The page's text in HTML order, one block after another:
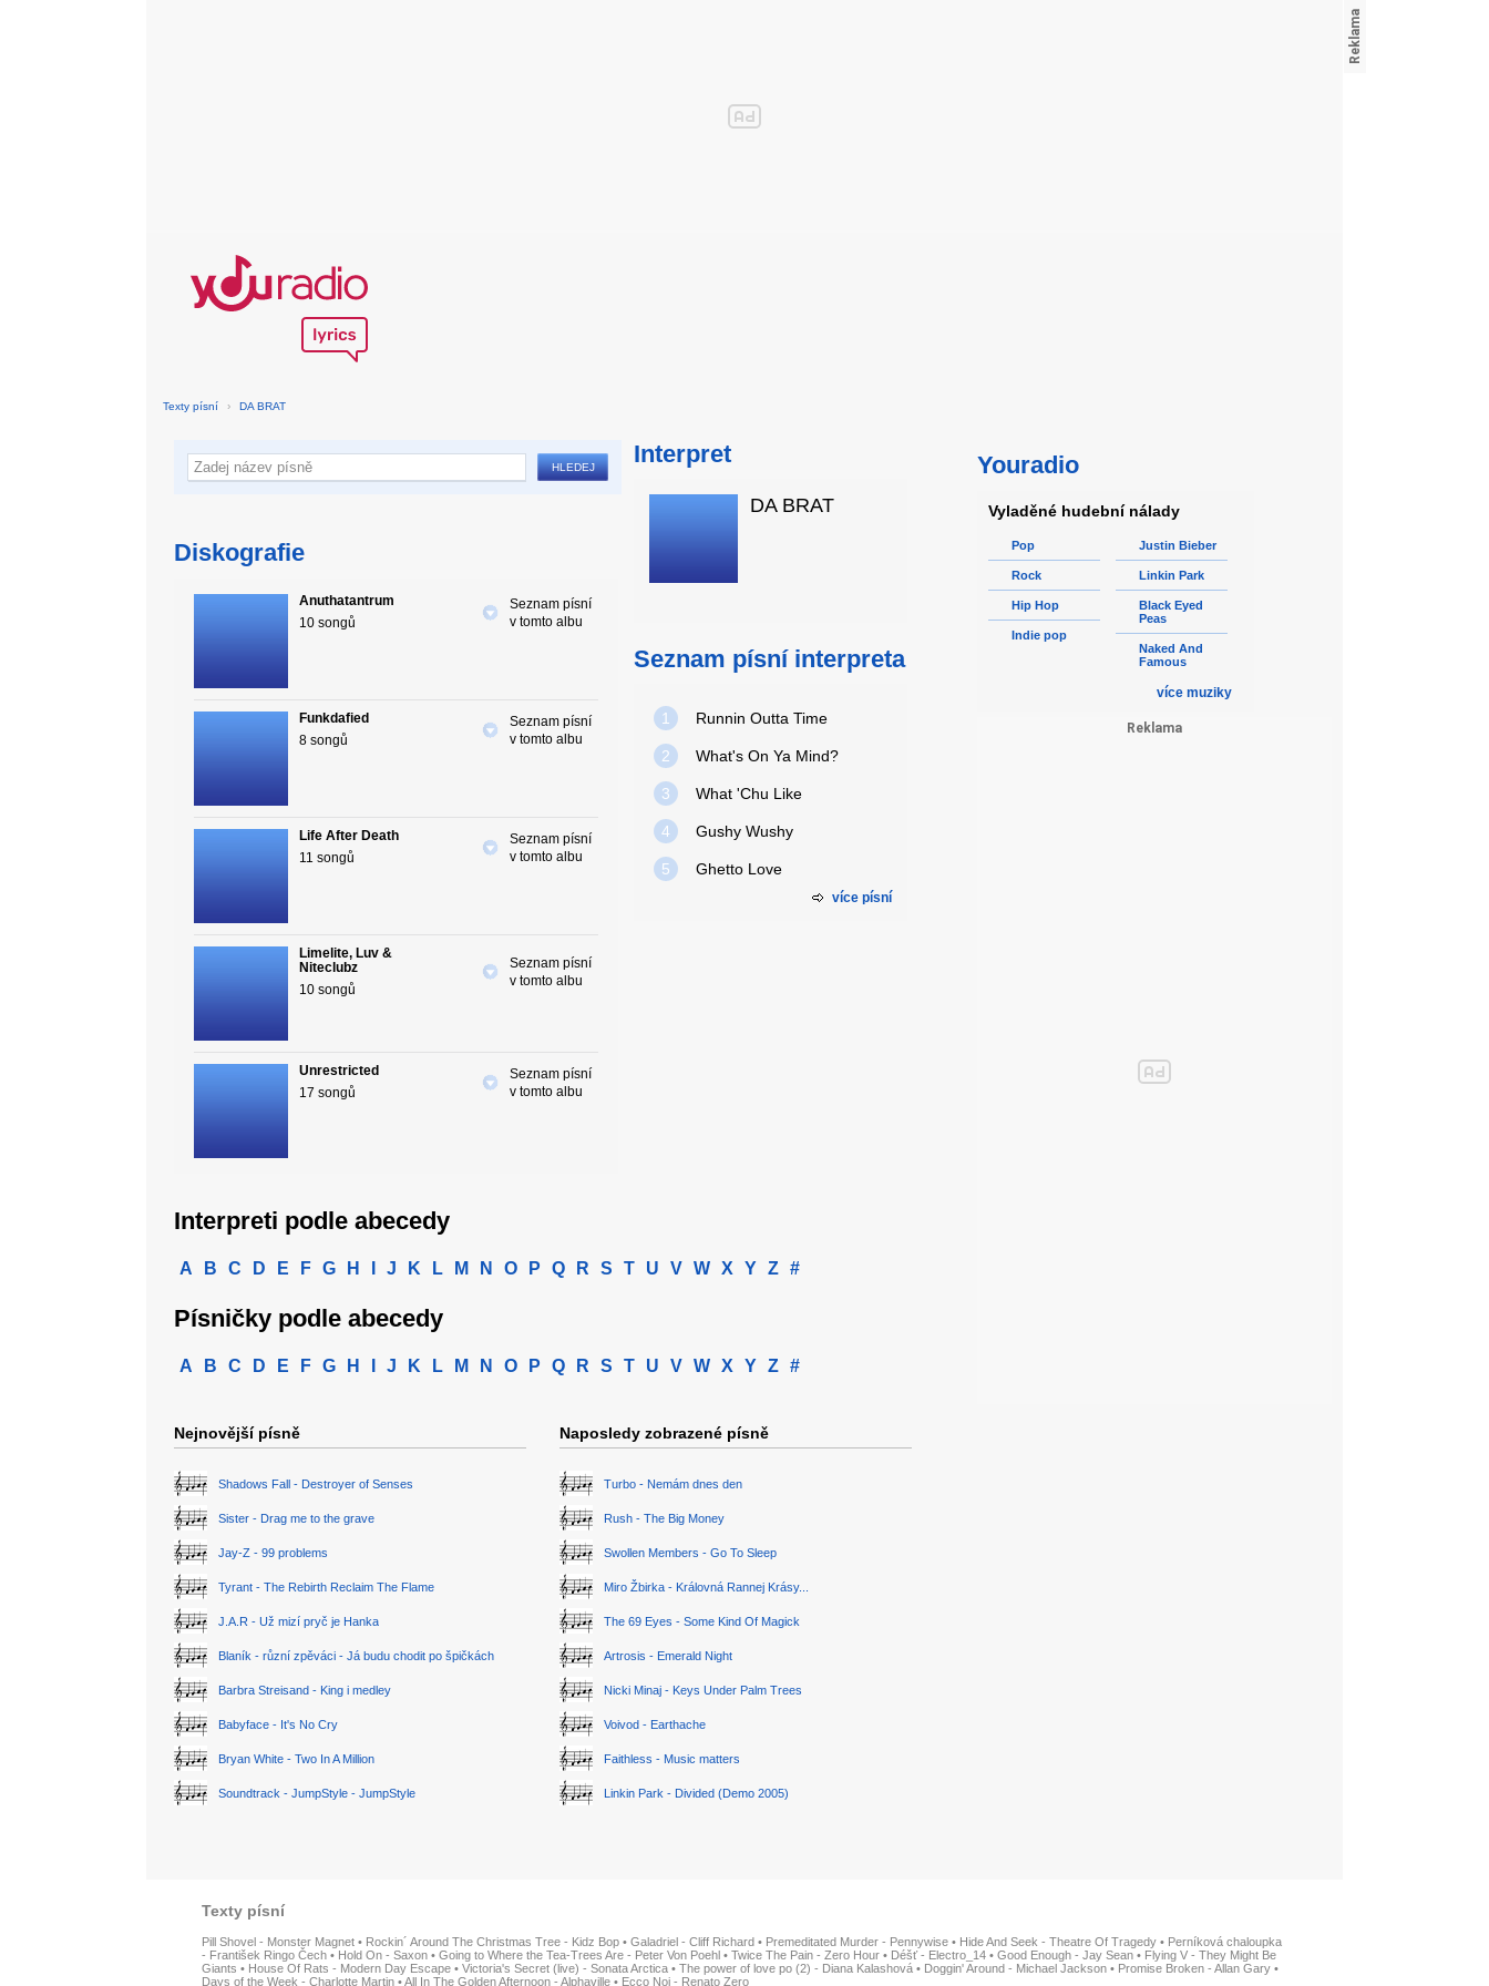
Texty písní › DA BRAT
Diskografie
Anuthatantrum
10 songů
Seznam písní
v tomto albu
Funkdafied
8 songů
Seznam písní
v tomto albu
Life After Death
11 songů
Seznam písní
v tomto albu
Limelite, Luv &
Niteclubz
10 songů
Seznam písní
v tomto albu
Unrestricted
17 songů
Seznam písní
v tomto albu
Interpret
DA BRAT
Seznam písní interpreta
1 Runnin Outta Time
2 What's On Ya Mind?
3 What 'Chu Like
4 Gushy Wushy
5 Ghetto Love
více písní
Interpreti podle abecedy
A B C D E F G H J K L M N O P Q R S T U V W X Y Z #
Písničky podle abecedy
A B C D E F G H J K L M N O P Q R S T U V W X Y Z #
Nejnovější písně
Shadows Fall - Destroyer of Senses
Sister - Drag me to the grave
Jay-Z - 99 problems
Tyrant - The Rebirth Reclaim The Flame
J.A.R - Už mizí pryč je Hanka
Blaník - různí zpěváci - Já budu chodit po špičkách
Barbra Streisand - King i medley
Babyface - It's No Cry
Bryan White - Two In A Million
Soundtrack - JumpStyle - JumpStyle
Naposledy zobrazené písně
Turbo - Nemám dnes den
Rush - The Big Money
Swollen Members - Go To Sleep
Miro Žbirka - Královná Rannej Krásy...
The 69 Eyes - Some Kind Of Magick
Artrosis - Emerald Night
Nicki Minaj - Keys Under Palm Trees
Voivod - Earthache
Faithless - Music matters
Linkin Park - Divided (Demo 2005)
Youradio
Vyladěné hudební nálady
Pop
Rock
Hip Hop
Indie pop
Justin Bieber
Linkin Park
Black Eyed
Peas
Naked And
Famous
více muziky
Texty písní
Pill Shovel - Monster Magnet • Rockin´ Around The Christmas Tree - Kidz Bop • Galadriel - Cliff Richard • Premeditated Murder - Pennywise • Hide And Seek - Theatre Of Tragedy • Perníková chaloupka
- František Ringo Čech • Hold On - Saxon • Going to Where the Tea-Trees Are - Peter Von Poehl • Twice The Pain - Zero Hour • Déšť - Electro_14 • Good Enough - Jay Sean • Flying V - They Might Be
Giants • House Of Rats - Modern Day Escape • Victoria's Secret (live) - Sonata Arctica • The power of love po (2) - Diana Kalashová • Doggin' Around - Michael Jackson • Promise Broken - Allan Gary •
Days of the Week - Charlotte Martin •All In The Golden Afternoon - Alphaville • Ecco Noi - Renato Zero